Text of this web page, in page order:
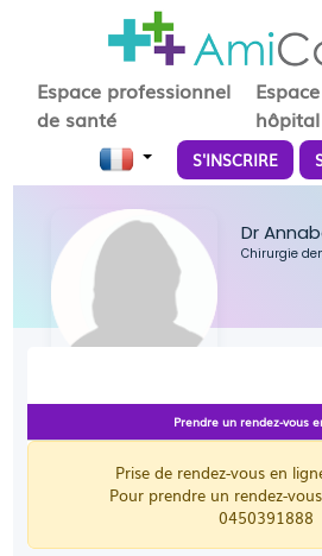
Espace professionnel
de santé
Espace
hôpital
S'INSCRIRE
Dr
Chirurgie
Prendre un rendez-vous
Prise de rendez-vous en
Pour prendre un rendez-
0450391888